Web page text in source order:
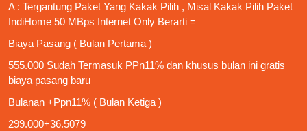
A : Tergantung Paket Yang Kakak Pilih , Misal Kakak Pilih Paket
IndiHome 50 MBps Internet Only Berarti =
Biaya Pasang ( Bulan Pertama )
555.000 Sudah Termasuk PPn11% dan khusus bulan ini gratis
biaya pasang baru
Bulanan +Ppn11% ( Bulan Ketiga )
299.000+36.5079